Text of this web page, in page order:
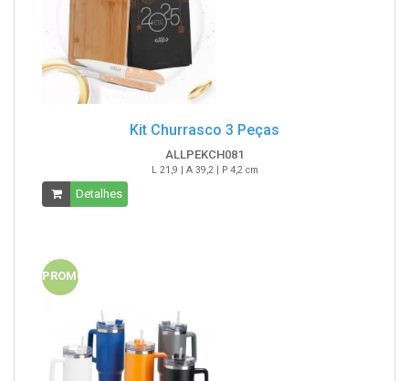
Kit Churrasco 3 Peças
ALLPEKCH081
L 21,9 | A 39,2 | P 4,2 cm
Detalhes
PROMO